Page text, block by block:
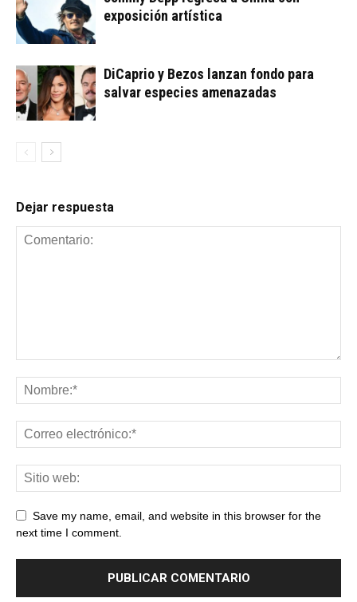
exposición artística
DiCaprio y Bezos lanzan fondo para
salvar especies amenazadas
Dejar respuesta
Save my name, email, and website in this browser for the
next time I comment.